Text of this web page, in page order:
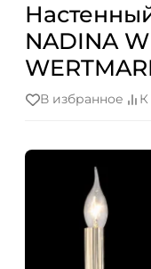
NADINA
В избранное